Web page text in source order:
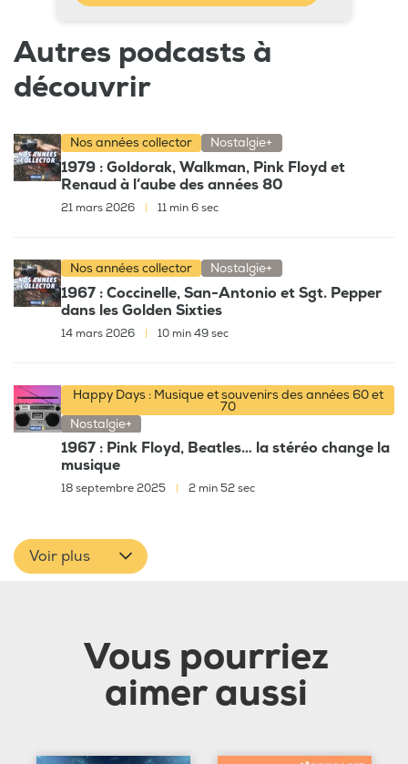
Autres podcasts à
découvrir
Nos années collector Nostalgie+
1979 : Goldorak, Walkman, Pink Floyd et
Renaud à l’aube des années 80
21 mars 2026 11 min 6 sec
Nos années collector Nostalgie+
1967 : Coccinelle, San-Antonio et Sgt. Pepper
dans les Golden Sixties
14 mars 2026 10 min 49 sec
Happy Days : Musique et souvenirs des années 60 et
70
Nostalgie+
1967 : Pink Floyd, Beatles… la stéréo change la
musique
18 septembre 2025 2 min 52 sec
Voir plus
Vous pourriez
aimer aussi